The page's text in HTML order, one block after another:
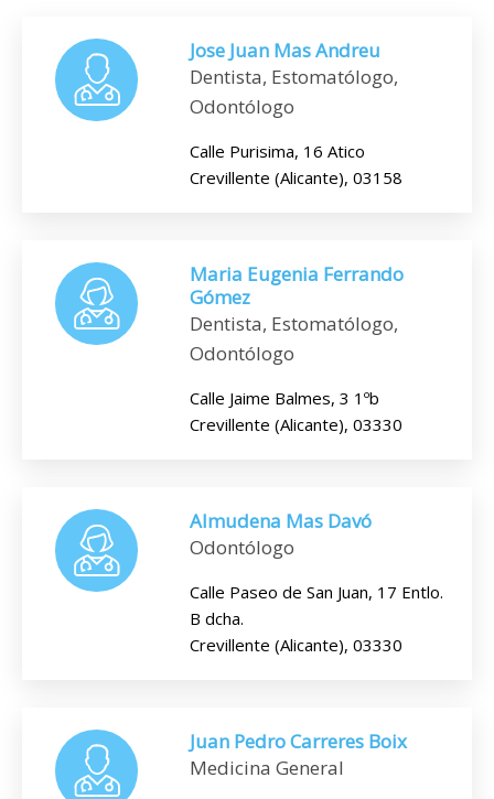
Jose Juan Mas Andreu
Dentista, Estomatólogo,
Odontólogo
Calle Purisima, 16 Atico
Crevillente (Alicante), 03158
Maria Eugenia Ferrando
Gómez
Dentista, Estomatólogo,
Odontólogo
Calle Jaime Balmes, 3 1ºb
Crevillente (Alicante), 03330
Almudena Mas Davó
Odontólogo
Calle Paseo de San Juan, 17 Entlo.
B dcha.
Crevillente (Alicante), 03330
Juan Pedro Carreres Boix
Medicina General